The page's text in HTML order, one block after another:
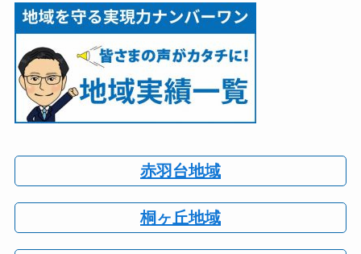
赤羽台地域
桐ヶ丘地域